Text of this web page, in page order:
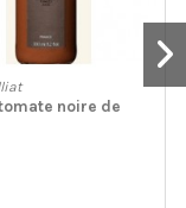
noire de